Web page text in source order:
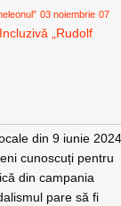
03 noiembrie 07
„Rudolf
din 9 iunie 2024
cunoscuți pentru
din campania
pare să fi